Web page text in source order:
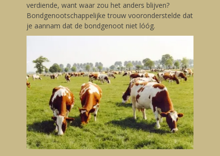
verdiende, want waar zou het anders blijven?
Bondgenootschappelijke trouw vooronderstelde dat
je aannam dat de bondgenoot niet lóóg.